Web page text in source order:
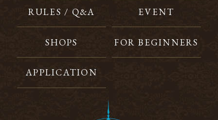
RULES / Q&A EVENT
SHOPS FOR BEGINNERS
APPLICATION